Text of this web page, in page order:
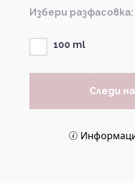
Избери разфасовка:
100 ml
Следи